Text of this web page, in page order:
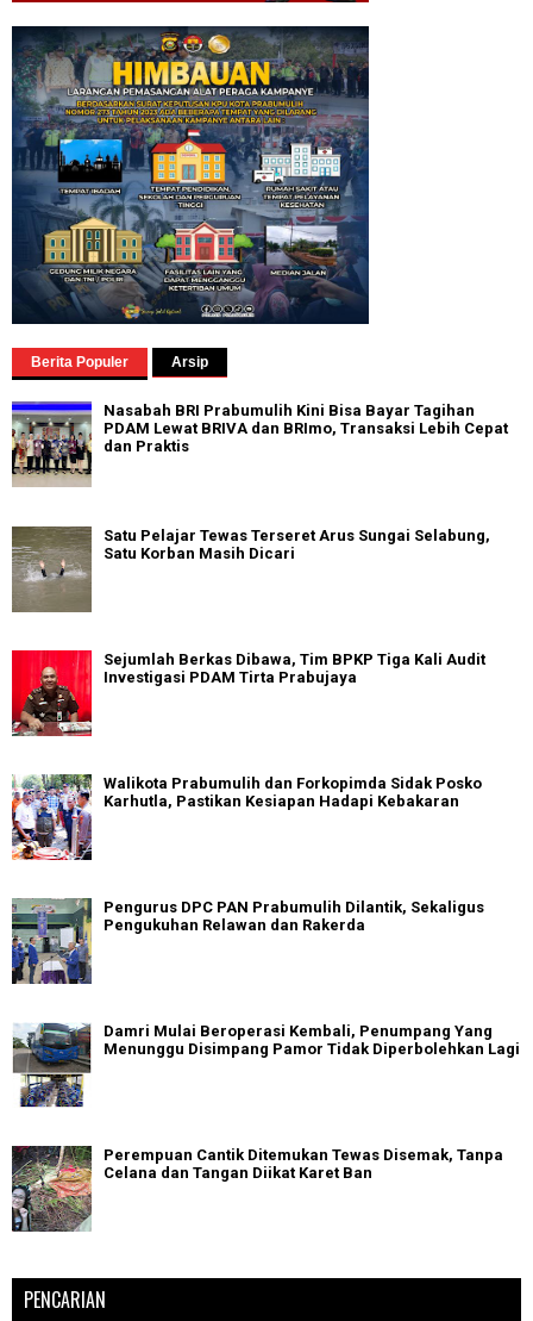
Berita Populer Arsip
Nasabah BRI Prabumulih Kini Bisa Bayar Tagihan
PDAM Lewat BRIVA dan BRImo, Transaksi Lebih Cepat
dan Praktis
Satu Pelajar Tewas Terseret Arus Sungai Selabung,
Satu Korban Masih Dicari
Sejumlah Berkas Dibawa, Tim BPKP Tiga Kali Audit
Investigasi PDAM Tirta Prabujaya
Walikota Prabumulih dan Forkopimda Sidak Posko
Karhutla, Pastikan Kesiapan Hadapi Kebakaran
Pengurus DPC PAN Prabumulih Dilantik, Sekaligus
Pengukuhan Relawan dan Rakerda
Damri Mulai Beroperasi Kembali, Penumpang Yang
Menunggu Disimpang Pamor Tidak Diperbolehkan Lagi
Perempuan Cantik Ditemukan Tewas Disemak, Tanpa
Celana dan Tangan Diikat Karet Ban
PENCARIAN